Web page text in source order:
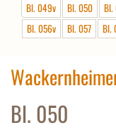
Bl. 049v
Bl. 050 Bl.
Bl. 056v
Bl. 057 Bl.
Bl. 050